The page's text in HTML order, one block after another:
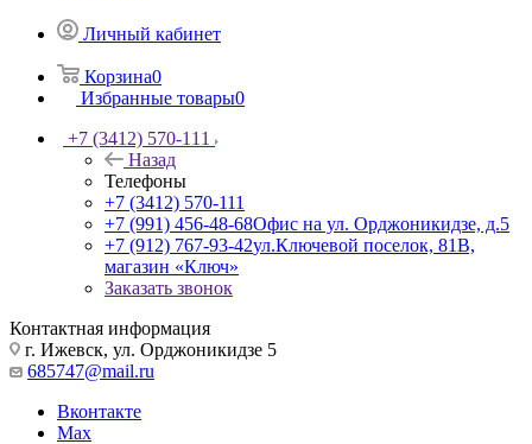
Личный кабинет
Корзина0
Избранные товары0
+7 (3412) 570-111
Назад
Телефоны
+7 (3412) 570-111
+7 (991) 456-48-68Офис на ул. Орджоникидзе, д.5
+7 (912) 767-93-42ул.Ключевой поселок, 81В,
магазин «Ключ»
Заказать звонок
Контактная информация
г. Ижевск, ул. Орджоникидзе 5
685747@mail.ru
Вконтакте
Max